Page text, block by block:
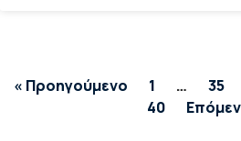
« Προηγούμενο 1 … 35
40